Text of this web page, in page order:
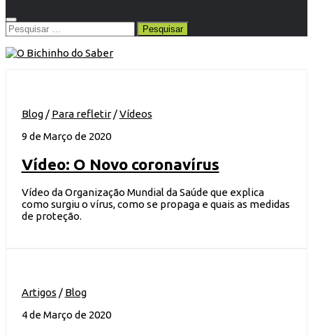
Pesquisar
por:
Blog/ Para refletir/Vídeos
9 de Março de 2020
Vídeo: O Novo coronavírus
Vídeo da Organização Mundial da Saúde que explica
como surgiu o vírus, como se propaga e quais as medidas
de proteção.
Artigos / Blog
4 de Março de 2020